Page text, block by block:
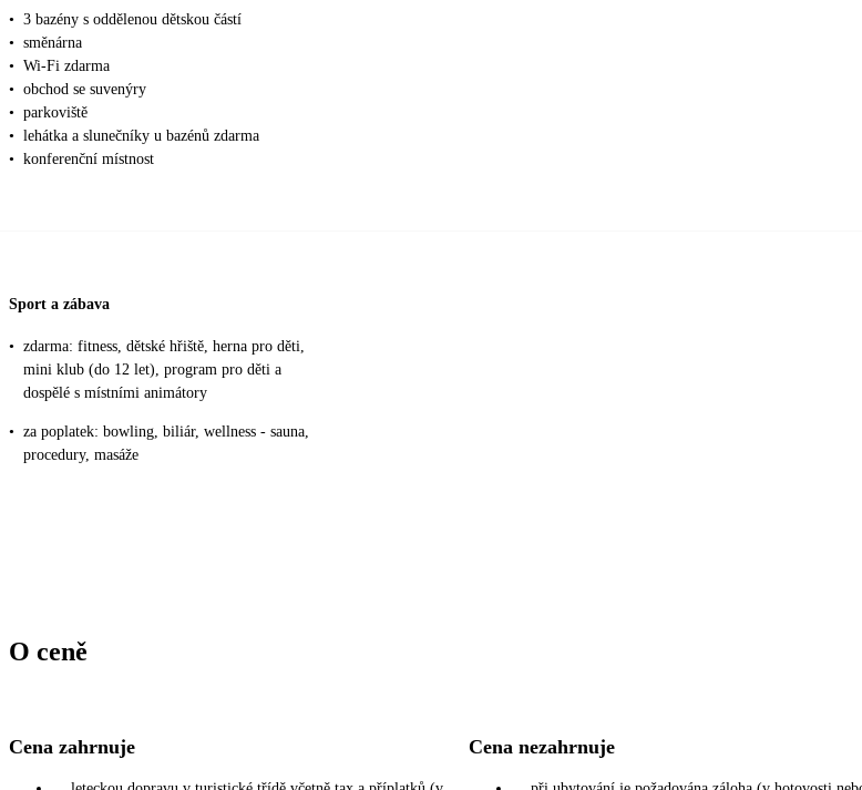
• 3 bazény s oddělenou dětskou částí
• směnárna
• Wi-Fi zdarma
• obchod se suvenýry
• parkoviště
• lehátka a slunečníky u bazénů zdarma
• konferenční místnost
Sport a zábava
• zdarma: fitness, dětské hřiště, herna pro děti,
mini klub (do 12 let), program pro děti a
dospělé s místními animátory
• za poplatek: bowling, biliár, wellness - sauna,
procedury, masáže
O ceně
Cena zahrnuje Cena nezahrnuje